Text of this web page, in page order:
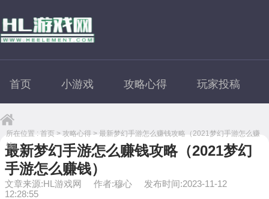
首页 小游戏 攻略心得 玩家投稿
所在位置 : 首页 > 攻略心得 > 最新梦幻手游怎么赚钱攻略（2021梦幻手游怎么赚
钱）
最新梦幻手游怎么赚钱攻略（2021梦幻
手游怎么赚钱）
文章来源:HL游戏网 作者:穆心
发布时间:2023-11-12
12:28:55